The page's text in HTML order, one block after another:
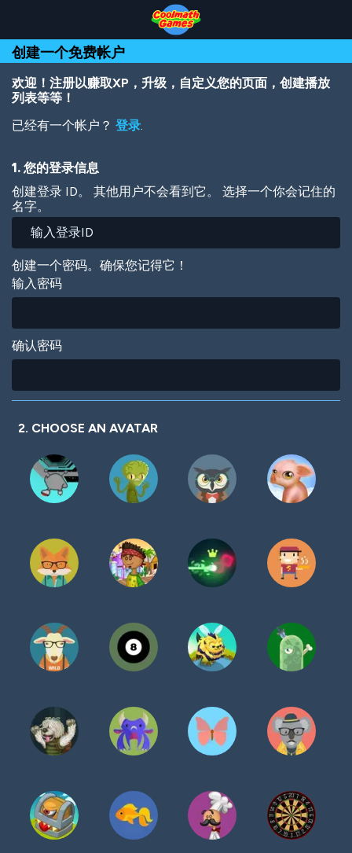
Top
of
Page
Navigation
Main
Content
Footer
到
主
要
内
容
创建一个免费帐户
欢迎！注册以赚取XP，升级，自定义您的页面，创建播放
列表等等！
已经有一个帐户？ 登录.
1. 您的登录信息
创建登录 ID。 其他用户不会看到它。 选择一个你会记住的
名字。
创建一个密码。确保您记得它！
输入密码
确认密码
2. CHOOSE AN AVATAR